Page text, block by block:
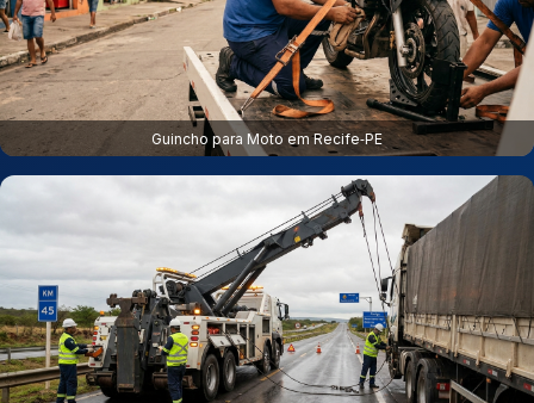
Guincho para Moto em Recife‑PE